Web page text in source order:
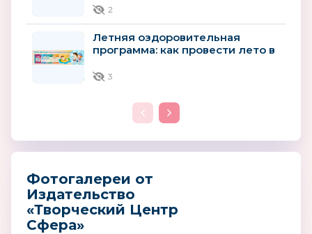
детей...
2
Летняя оздоровительная
программа: как провести лето в
здоровья
3
Фотогалереи от
Издательство
«Творческий Центр
Сфера»